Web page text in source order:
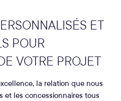
ET
POUR
VOTRE PROJET
la relation que nous
et les concessionnaires tous